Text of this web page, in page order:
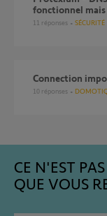
fonctionnel mais
11 réponses SÉCURITÉ
Connection
10 réponses
CE N'EST PAS
QUE VOUS